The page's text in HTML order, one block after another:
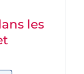
les